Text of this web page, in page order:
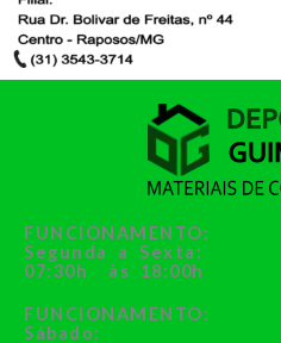
FUNCIONAMENTO:
Segunda a Sexta:
07:30h às 18:00h
FUNCIONAMENTO:
Sábado: